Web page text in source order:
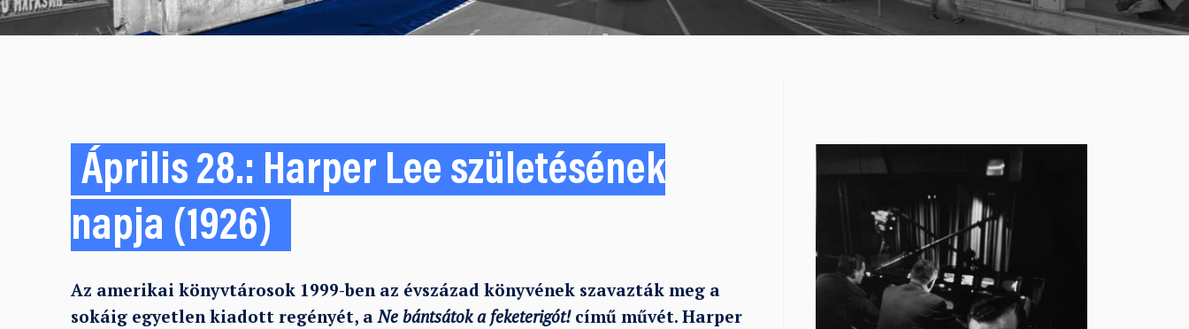
Április 28.: Harper Lee születésének
napja (1926)
Az amerikai könyvtárosok 1999-ben az évszázad könyvének szavazták meg a
sokáig egyetlen kiadott regényét, aNe bántsátok a feketerigót!című művét. Harper